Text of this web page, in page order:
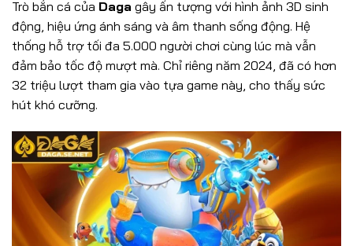
Trò bắn cá của Daga gây ấn tượng với hình ảnh 3D sinh
động, hiệu ứng ánh sáng và âm thanh sống động. Hệ
thống hỗ trợ tối đa 5.000 người chơi cùng lúc mà vẫn
đảm bảo tốc độ mượt mà. Chỉ riêng năm 2024, đã có hơn
32 triệu lượt tham gia vào tựa game này, cho thấy sức
hút khó cưỡng.